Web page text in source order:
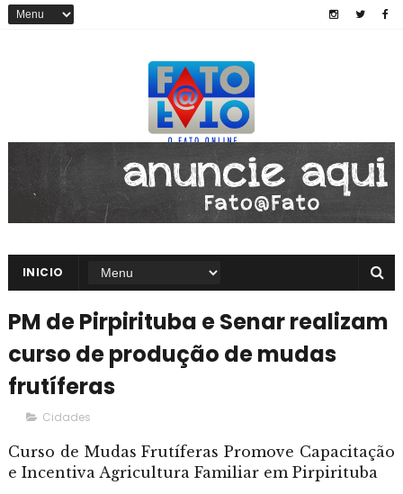
INICIO
PM de Pirpirituba e Senar realizam
curso de produção de mudas
frutíferas
Cidades
Curso de Mudas Frutíferas Promove Capacitação
e Incentiva Agricultura Familiar em Pirpirituba